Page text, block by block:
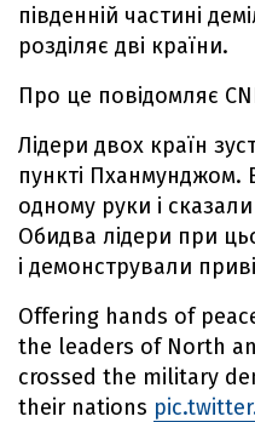
південній частині
розділяє дві країни.
Про це повідомляє
Лідери двох країн
пункті Пханмунджом.
одному руки і
Обидва лідери при
і демонстрували
Offering hands of
the leaders of North
crossed the military
their nations